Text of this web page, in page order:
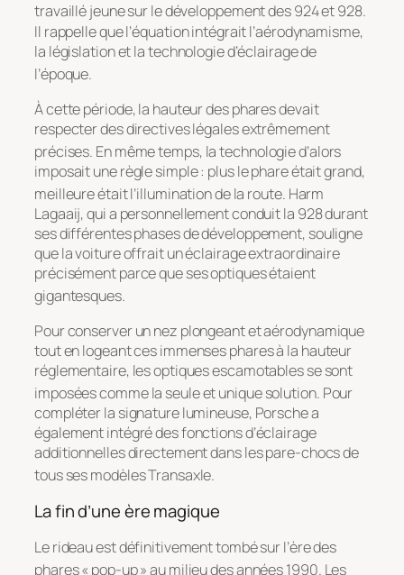
travaillé jeune sur le développement des 924 et 928.
Il rappelle que l’équation intégrait l’aérodynamisme,
la législation et la technologie d’éclairage de
l’époque.
À cette période, la hauteur des phares devait
respecter des directives légales extrêmement
précises. En même temps, la technologie d’alors
imposait une règle simple : plus le phare était grand,
meilleure était l’illumination de la route. Harm
Lagaaij, qui a personnellement conduit la 928 durant
ses différentes phases de développement, souligne
que la voiture offrait un éclairage extraordinaire
précisément parce que ses optiques étaient
gigantesques.
Pour conserver un nez plongeant et aérodynamique
tout en logeant ces immenses phares à la hauteur
réglementaire, les optiques escamotables se sont
imposées comme la seule et unique solution. Pour
compléter la signature lumineuse, Porsche a
également intégré des fonctions d’éclairage
additionnelles directement dans les pare-chocs de
tous ses modèles Transaxle.
La fin d’une ère magique
Le rideau est définitivement tombé sur l’ère des
phares « pop-up » au milieu des années 1990. Les